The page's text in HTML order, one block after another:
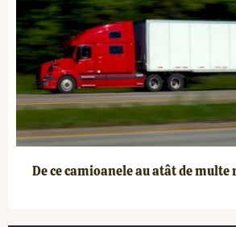
De ce camioanele au atât de multe